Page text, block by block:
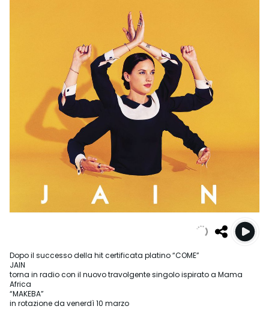
Dopo il successo della hit certificata platino “COME”
JAIN
torna in radio con il nuovo travolgente singolo ispirato a Mama
Africa
“MAKEBA”
in rotazione da venerdì 10 marzo